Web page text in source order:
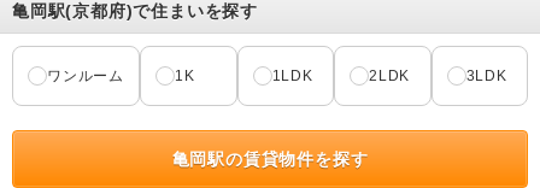
亀岡駅(京都府)で住まいを探す
ワンルーム 1K 1LDK 2LDK 3LDK
亀岡駅の賃貸物件を探す